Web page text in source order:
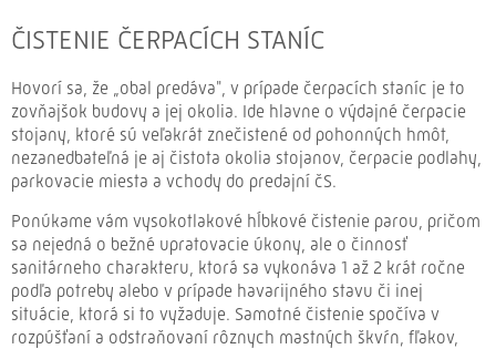
ČISTENIE ČERPACÍCH STANÍC
Hovorí sa, že „obal predáva", v prípade čerpacích staníc je to
zovňajšok budovy a jej okolia. Ide hlavne o výdajné čerpacie
stojany, ktoré sú veľakrát znečistené od pohonných hmôt,
nezanedbateľná je aj čistota okolia stojanov, čerpacie podlahy,
parkovacie miesta a vchody do predajní čS.
Ponúkame vám vysokotlakové hĺbkové čistenie parou, pričom
sa nejedná o bežné upratovacie úkony, ale o činnosť
sanitárneho charakteru, ktorá sa vykonáva 1 až 2 krát ročne
podľa potreby alebo v prípade havarijného stavu či inej
situácie, ktorá si to vyžaduje. Samotné čistenie spočíva v
rozpúšťaní a odstraňovaní rôznych mastných škvŕn, fľakov,